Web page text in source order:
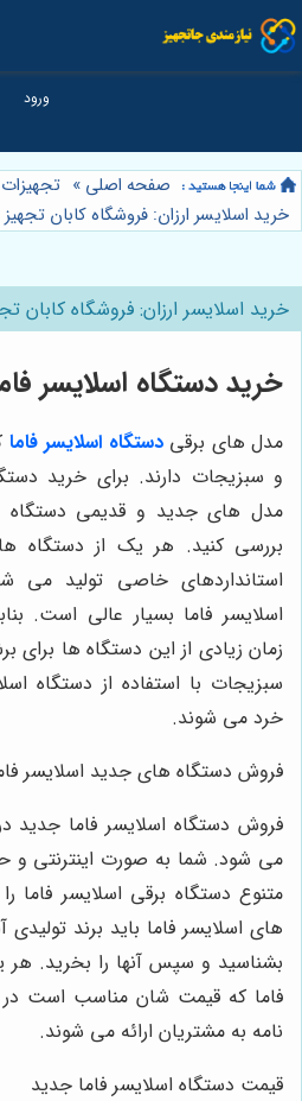
صفحه اصلی »
خرید اسلایسر ارزان: فروشگاه کابان تجهیز
خرید اسلایسر ارزان: فروشگاه کابان
خرید دستگاه اسلایسر
مدل های برقی دستگاه اسلایسر فاما
و سبزیجات دارند. برای خرید
مدل های جدید و قدیمی دستگاه
بررسی کنید. هر یک از دستگاه
استانداردهای خاصی تولید می
اسلایسر فاما بسیار عالی است.
زمان زیادی از این دستگاه ها برای
سبزیجات با استفاده از دستگاه
خرد می شوند.
فروش دستگاه های جدید اسلایسر
فروش دستگاه اسلایسر فاما جدید
می شود. شما به صورت اینترنتی و
متنوع دستگاه برقی اسلایسر فاما
های اسلایسر فاما باید برند تولیدی
بشناسید و سپس آنها را بخرید. هر
فاما که قیمت شان مناسب است در
نامه به مشتریان ارائه می شوند.
قیمت دستگاه اسلایسر فاما جدید